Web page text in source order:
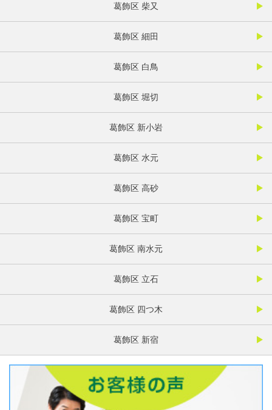
葛飾区 柴又
葛飾区 細田
葛飾区 白鳥
葛飾区 堀切
葛飾区 新小岩
葛飾区 水元
葛飾区 高砂
葛飾区 宝町
葛飾区 南水元
葛飾区 立石
葛飾区 四つ木
葛飾区 新宿